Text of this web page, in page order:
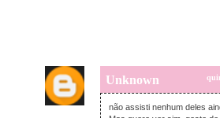
Unknown
não assisti nenhum deles